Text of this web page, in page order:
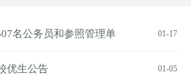
名公务员和参照管理单 01-17
优生公告 01-05